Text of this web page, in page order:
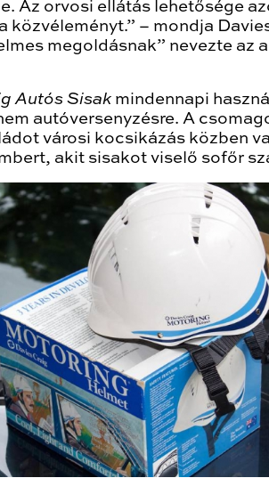
Az orvosi ellátás lehetősége
közvéleményt.” – mondja
megoldásnak” nevezte az
Autós Sisak mindennapi
autóversenyzésre. A
városi kocsikázás közben
akit sisakot viselő sofőr